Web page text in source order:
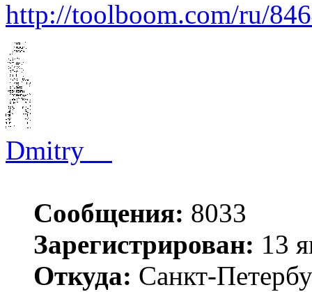
http://toolboom.com/ru/
Dmitry__
Сообщения: 8033
Зарегистрирован: 13
Откуда: Санкт-